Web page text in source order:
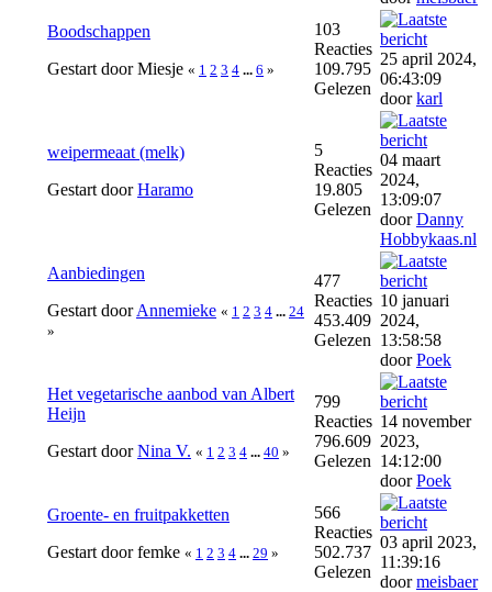
Boodschappen
Gestart door Miesje « 1 2 3 4 ... 6 »
103
Reacties
109.795
Gelezen
25 april 2024,
06:43:09
doorkarl
weipermeaat (melk)
Gestart doorHaramo
5
Reacties
19.805
Gelezen
04 maart
2024,
13:09:07
doorDanny
Hobbykaas.nl
Aanbiedingen
Gestart doorAnnemieke « 1 2 3 4 ... 24
»
477
Reacties
453.409
Gelezen
10 januari
2024,
13:58:58
doorPoek
Het vegetarische aanbod van Albert
Heijn
Gestart doorNina V. « 1 2 3 4 ... 40 »
799
Reacties
796.609
Gelezen
14 november
2023,
14:12:00
doorPoek
Groente- en fruitpakketten
Gestart door femke « 1 2 3 4 ... 29 »
566
Reacties
502.737
Gelezen
03 april 2023,
11:39:16
doormeisbaer